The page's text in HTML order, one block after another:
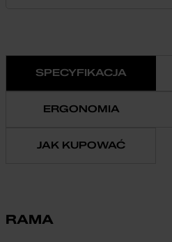
SPECYFIKACJA
ERGONOMIA
JAK KUPOWAĆ
RAMA